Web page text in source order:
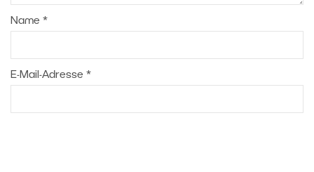
Name *
E-Mail-Adresse *